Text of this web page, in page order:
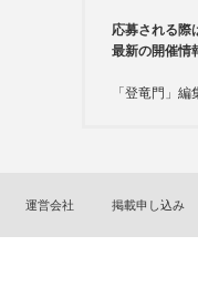
応募される際
最新の開催情
「登竜門」編
運営会社 掲載申し込み